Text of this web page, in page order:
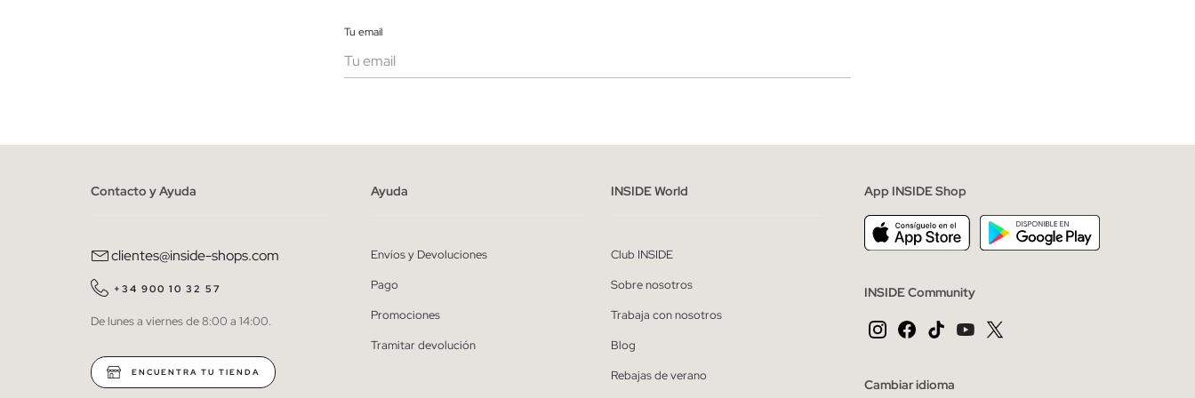
Tu email
* Puedes cancelar la suscripción en cualquier momento.
Contacto y Ayuda
clientes@inside-shops.com
+34 900 10 32 57
De lunes a viernes de 8:00 a 14:00.
ENCUENTRA TU TIENDA
Ayuda
Envíos y Devoluciones
Pago
Promociones
Tramitar devolución
INSIDE World
Club INSIDE
Sobre nosotros
Trabaja con nosotros
Blog
Rebajas de verano
App INSIDE Shop
INSIDE Community
Cambiar idioma